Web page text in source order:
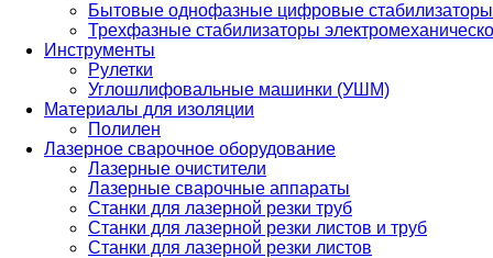
Бытовые однофазные цифровые стабилизаторы
Трехфазные стабилизаторы
Инструменты
Рулетки
Углошлифовальные машинки (УШМ)
Материалы для изоляции
Полилен
Лазерное сварочное оборудование
Лазерные очистители
Лазерные сварочные аппараты
Станки для лазерной резки труб
Станки для лазерной резки листов и труб
Станки для лазерной резки листов